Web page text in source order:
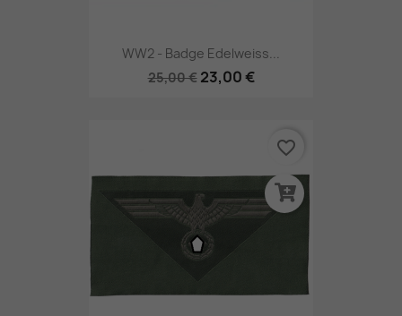
WW2 - Badge Edelweiss...
25,00 € 23,00 €
favorite_border